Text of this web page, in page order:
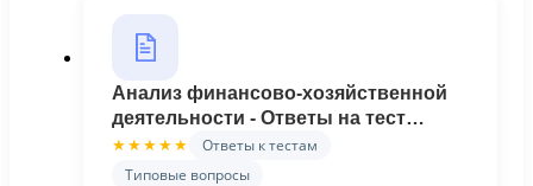
Анализ финансово-хозяйственной
деятельности - Ответы на тест
Синергия
★★★★★
Ответы к тестам
Типовые вопросы